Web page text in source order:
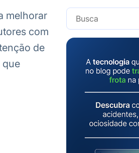
melhorar
com
de
que